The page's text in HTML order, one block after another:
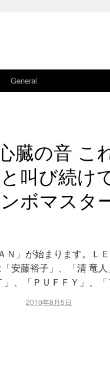
General
臓の音 こ
叫び続け
ンボマスタ
Ｎ」が始まります。Ｌ
安藤裕子」、「清 竜
」、「ＰＵＦＦＹ」、
2010年8月5日